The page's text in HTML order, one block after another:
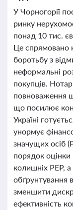
У Чорногорії
ринку
понад 10 тис.
Це спрямовано
боротьбу з
неформальні
покупців.
повноваження
що посилює
Україні
унормує
значущих осіб
порядок оцінки
колишніх PEP,
обґрунтування
зменшити
ефективність